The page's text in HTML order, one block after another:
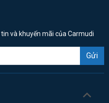
và khuyến mãi của Carmudi
Gửi